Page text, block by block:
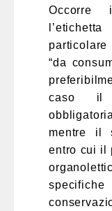
Occorre
particolare
“da
caso il
mentre il
entro cui il